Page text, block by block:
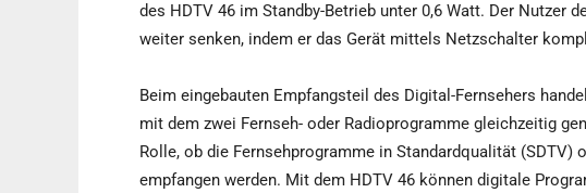
des HDTV 46 im Standby-Betrieb unter 0,6 Watt. Der Nutzer
weiter senken, indem er das Gerät mittels Netzschalter
Beim eingebauten Empfangsteil des Digital-Fernsehers
mit dem zwei Fernseh- oder Radioprogramme gleichzeitig
Rolle, ob die Fernsehprogramme in Standardqualität (SDTV)
empfangen werden. Mit dem HDTV 46 können digitale